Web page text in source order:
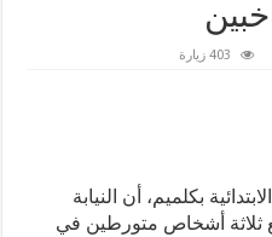
403 زيارة
بكلميم، أن النيابة
ثلاثة أشخاص متورطين في